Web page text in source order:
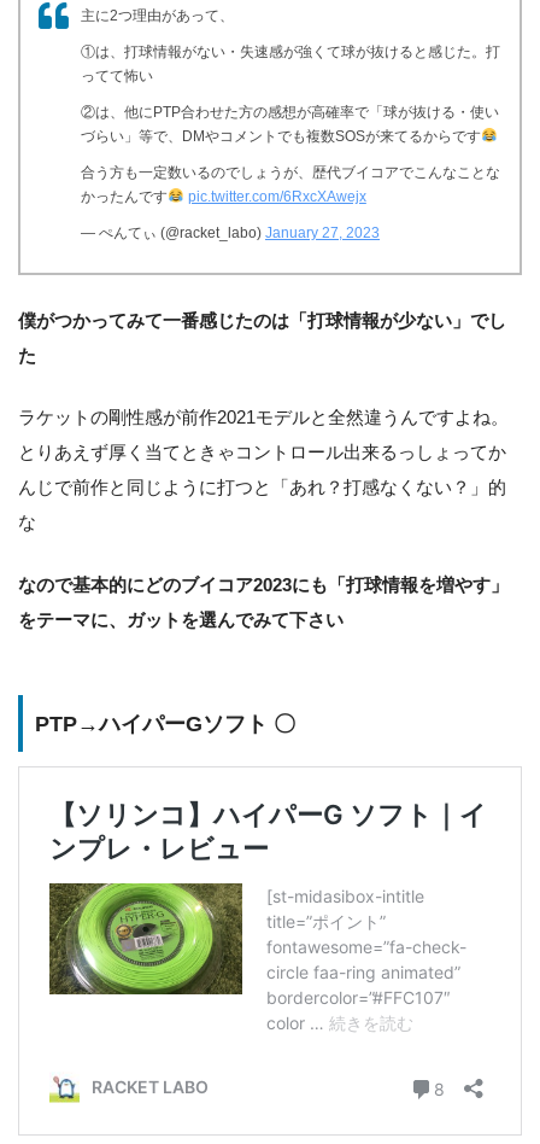
主に2つ理由があって、
①は、打球情報がない・失速感が強くて球が抜けると感じた。打
ってて怖い
②は、他にPTP合わせた方の感想が高確率で「球が抜ける・使い
づらい」等で、DMやコメントでも複数SOSが来てるからです
合う方も一定数いるのでしょうが、歴代ブイコアでこんなことな
かったんです
pic.twitter.com/6RxcXAwejx
— ぺんてぃ (@racket_labo) January 27, 2023
僕がつかってみて一番感じたのは「打球情報が少ない」でし
た
ラケットの剛性感が前作2021モデルと全然違うんですよね。
とりあえず厚く当てときゃコントロール出来るっしょってか
んじで前作と同じように打つと「あれ？打感なくない？」的
な
なので基本的にどのブイコア2023にも「打球情報を増やす」
をテーマに、ガットを選んでみて下さい
PTP→ハイパーGソフト 〇